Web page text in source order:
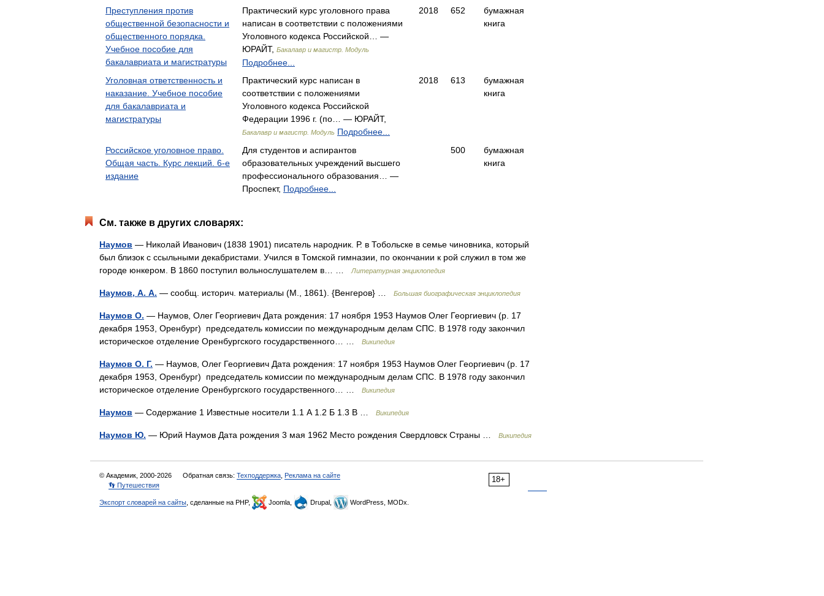
Преступления против
общественной безопасности и
общественного порядка.
Учебное пособие для
бакалавриата и магистратуры
Практический курс уголовного права
написан в соответствии с положениями
Уголовного кодекса Российской… —
ЮРАЙТ, Бакалавр и магистр. Модуль
Подробнее...
2018 652
бумажная
книга
Уголовная ответственность и
наказание. Учебное пособие
для бакалавриата и
магистратуры
Практический курс написан в
соответствии с положениями
Уголовного кодекса Российской
Федерации 1996 г. (по… — ЮРАЙТ,
Бакалавр и магистр. Модуль Подробнее...
2018 613
бумажная
книга
Российское уголовное право.
Общая часть. Курс лекций. 6-е
издание
Для студентов и аспирантов
образовательных учреждений высшего
профессионального образования… —
Проспект, Подробнее...
500
бумажная
книга
См. также в других словарях:
Наумов — Николай Иванович (1838 1901) писатель народник. Р. в Тобольске в семье чиновника, который
был близок с ссыльными декабристами. Учился в Томской гимназии, по окончании к рой служил в том же
городе юнкером. В 1860 поступил вольнослушателем в… …
Литературная энциклопедия
Наумов, А. А. — сообщ. историч. материалы (М., 1861). {Венгеров} … Большая биографическая энциклопедия
Наумов О. — Наумов, Олег Георгиевич Дата рождения: 17 ноября 1953 Наумов Олег Георгиевич (р. 17
декабря 1953, Оренбург) председатель комиссии по международным делам СПС. В 1978 году закончил
историческое отделение Оренбургского государственного… …
Википедия
Наумов О. Г. — Наумов, Олег Георгиевич Дата рождения: 17 ноября 1953 Наумов Олег Георгиевич (р. 17
декабря 1953, Оренбург) председатель комиссии по международным делам СПС. В 1978 году закончил
историческое отделение Оренбургского государственного… …
Википедия
Наумов — Содержание 1 Известные носители 1.1 А 1.2 Б 1.3 В … Википедия
Наумов Ю. — Юрий Наумов Дата рождения 3 мая 1962 Место рождения Свердловск Страны … Википедия
18+
© Академик, 2000-2026 Обратная связь: Техподдержка Реклама на сайте
👣 Путешествия
Экспорт словарей на сайты , сделанные на PHP, Joomla, Drupal, WordPress, MODx.